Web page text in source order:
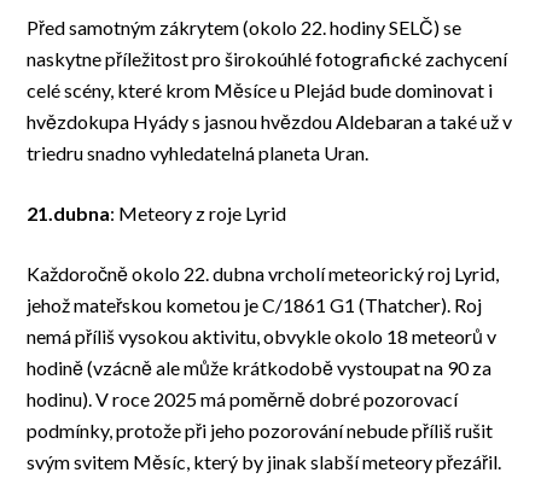
Před samotným zákrytem (okolo 22. hodiny SELČ) se
naskytne příležitost pro širokoúhlé fotografické zachycení
celé scény, které krom Měsíce u Plejád bude dominovat i
hvězdokupa Hyády s jasnou hvězdou Aldebaran a také už v
triedru snadno vyhledatelná planeta Uran.
21.dubna: Meteory z roje Lyrid
Každoročně okolo 22. dubna vrcholí meteorický roj Lyrid,
jehož mateřskou kometou je C/1861 G1 (Thatcher). Roj
nemá příliš vysokou aktivitu, obvykle okolo 18 meteorů v
hodině (vzácně ale může krátkodobě vystoupat na 90 za
hodinu). V roce 2025 má poměrně dobré pozorovací
podmínky, protože při jeho pozorování nebude příliš rušit
svým svitem Měsíc, který by jinak slabší meteory přezářil.